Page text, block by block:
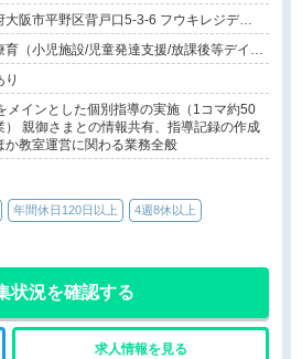
大阪市平野区背戸口5-3-6 フウキレジデン
101号室
育（小児施設/児童発達支援/放課後等デイサ
）
り
メインとした個別指導の実施（1コマ約50
） 親御さまとの情報共有、指導記録の作成
か教室運営に関わる業務全般
年間休日120日以上 4週8休以上
状況を確認する
求人情報を見る